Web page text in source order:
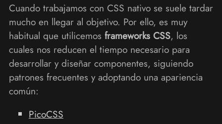
Cuando trabajamos con CSS nativo se suele tardar
mucho en llegar al objetivo. Por ello, es muy
habitual que utilicemos frameworks CSS, los
cuales nos reducen el tiempo necesario para
desarrollar y diseñar componentes, siguiendo
patrones frecuentes y adoptando una apariencia
común:
PicoCSS